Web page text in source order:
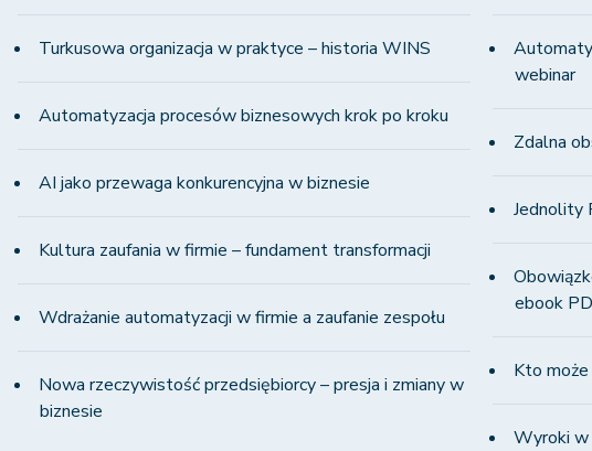
Turkusowa organizacja w praktyce – historia WINS
Automatyzacja procesów biznesowych krok po kroku
AI jako przewaga konkurencyjna w biznesie
Kultura zaufania w firmie – fundament transformacji
Wdrażanie automatyzacji w firmie a zaufanie zespołu
Nowa rzeczywistość przedsiębiorcy – presja i zmiany w
biznesie
webinar
Zdalna
Jednolity
ebook
Kto
Wyroki w